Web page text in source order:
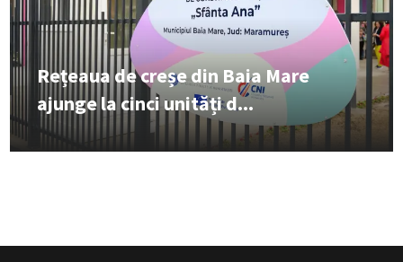
Rețeaua de creșe din Baia Mare
ajunge la cinci unități d...